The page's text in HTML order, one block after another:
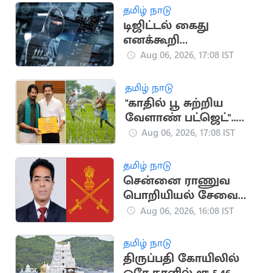
தமிழ் நாடு
டிஜிட்டல் கைது
எனக்கூறி
முதியவரிடம் ரூ.46.50
Aug 06, 2026, 17:08 IST
தமிழ் நாடு
"காதில் பூ சுற்றிய
வேளாண் பட்ஜெட்"..
காவிரி டெல்டா
விமர்சனம்
Aug 06, 2026, 17:08 IST
தமிழ் நாடு
சென்னை ராணுவ
பொறியியல் சேவை
பிரிவின் தலைவராக
பொறுப்பேற்பு
Aug 06, 2026, 16:08 IST
தமிழ் நாடு
திருப்பதி கோயிலில்